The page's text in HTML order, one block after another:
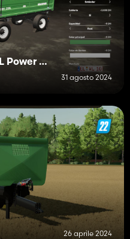
BRANTNER Z 18051/2 XXL Power Flex
31 agosto 2024
26 aprile 2024